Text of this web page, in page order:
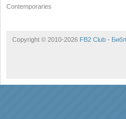
Contemporaries
Copyright © 2010-2026 FB2 Club -